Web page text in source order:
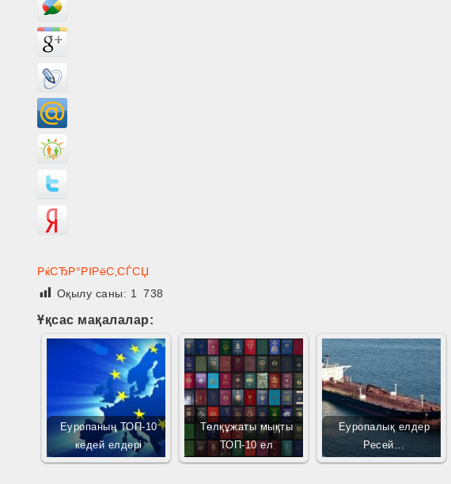
РќСЂР°РІРёС‚СЃСЏ
Оқылу саны: 1 738
Ұқсас мақалалар:
Еуропаның ТОП-10
кедей елдері
Төлқұжаты мықты
ТОП-10 ел
Еуропалық елдер
Ресей…